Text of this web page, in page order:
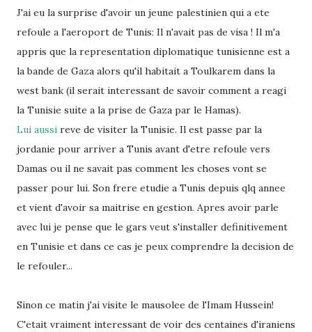
J'ai eu la surprise d'avoir un jeune palestinien qui a ete
refoule a l'aeroport de Tunis: Il n'avait pas de visa ! Il m'a
appris que la representation diplomatique tunisienne est a
la bande de Gaza alors qu'il habitait a Toulkarem dans la
west bank (il serait interessant de savoir comment a reagi
la Tunisie suite a la prise de Gaza par le Hamas).
Lui aussi reve de visiter la Tunisie. Il est passe par la
jordanie pour arriver a Tunis avant d'etre refoule vers
Damas ou il ne savait pas comment les choses vont se
passer pour lui. Son frere etudie a Tunis depuis qlq annee
et vient d'avoir sa maitrise en gestion. Apres avoir parle
avec lui je pense que le gars veut s'installer definitivement
en Tunisie et dans ce cas je peux comprendre la decision de
le refouler...
Sinon ce matin j'ai visite le mausolee de l'Imam Hussein!
C'etait vraiment interessant de voir des centaines d'iraniens